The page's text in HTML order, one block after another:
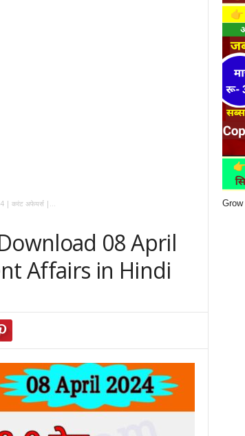
| करंट अफेयर्स |...
08 April
Affairs in Hindi